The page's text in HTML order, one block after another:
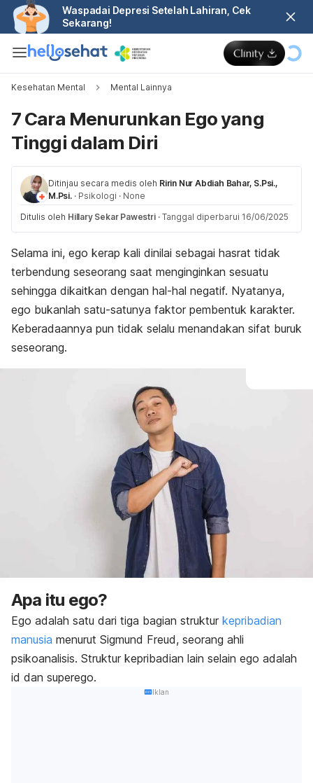
Waspadai Depresi Setelah Lahiran, Cek
Sekarang!
Kesehatan Mental Mental Lainnya
7 Cara Menurunkan Ego yang
Tinggi dalam Diri
Ditinjau secara medis oleh Ririn Nur Abdiah Bahar, S.Psi.,
M.Psi. · Psikologi · None
Ditulis oleh Hillary Sekar Pawestri · Tanggal diperbarui 16/06/2025
Selama ini, ego kerap kali dinilai sebagai hasrat tidak
terbendung seseorang saat menginginkan sesuatu
sehingga dikaitkan dengan hal-hal negatif. Nyatanya,
ego bukanlah satu-satunya faktor pembentuk karakter.
Keberadaannya pun tidak selalu menandakan sifat buruk
seseorang.
Apa itu ego?
Ego adalah satu dari tiga bagian struktur kepribadian
manusia menurut Sigmund Freud, seorang ahli
psikoanalisis. Struktur kepribadian lain selain ego adalah
id dan superego.
Iklan